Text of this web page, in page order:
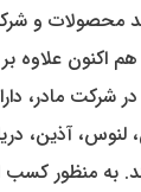
محصولات و
اکنون علاوه بر
لنوس، آذین،
به منظور کسب